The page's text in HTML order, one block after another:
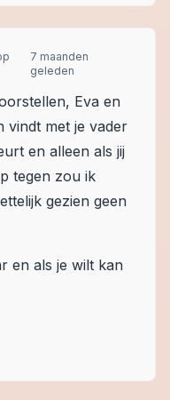
7 maanden
geleden
Eva en
vindt met je vader
en alleen als jij
tegen zou ik
gezien geen
en als je wilt kan